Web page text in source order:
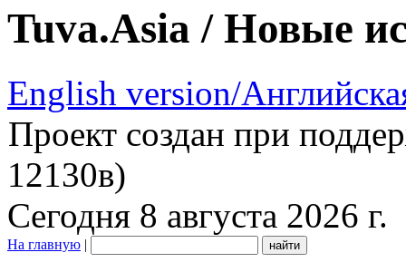
Tuva.Asia / Новые
English version/
Проект создан при
12130в)
Сегодня 8 августа 2026 г.
На главную |